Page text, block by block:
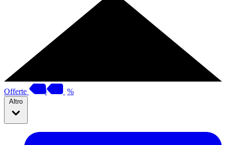
Offerte %
Altro